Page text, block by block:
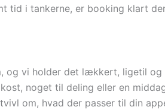
tid i tankerne, er booking klart
og vi holder det lækkert, ligetil
noget til deling eller en
om, hvad der passer til din